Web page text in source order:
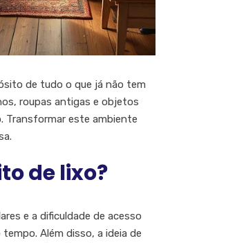
de tudo o que já não tem
roupas antigas e objetos
Transformar este ambiente
de lixo?
e a dificuldade de acesso
Além disso, a ideia de